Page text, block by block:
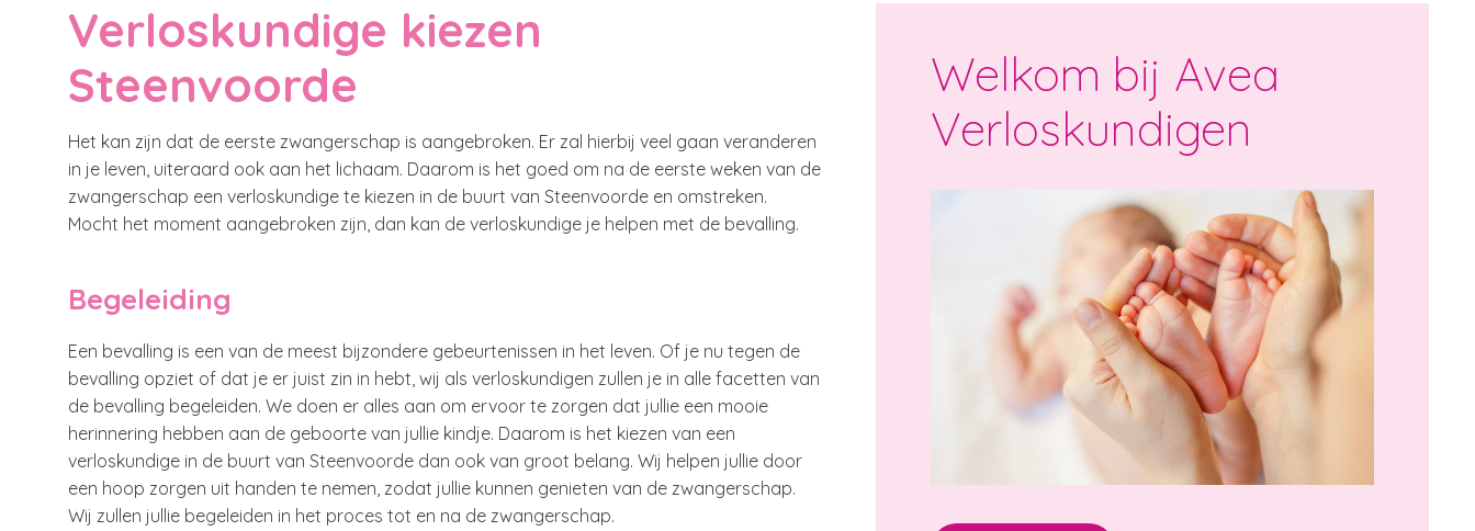
Verloskundige kiezen
Steenvoorde
Het kan zijn dat de eerste zwangerschap is aangebroken. Er zal hierbij veel gaan veranderen
in je leven, uiteraard ook aan het lichaam. Daarom is het goed om na de eerste weken van de
zwangerschap een verloskundige te kiezen in de buurt van Steenvoorde en omstreken.
Mocht het moment aangebroken zijn, dan kan de verloskundige je helpen met de bevalling.
Begeleiding
Een bevalling is een van de meest bijzondere gebeurtenissen in het leven. Of je nu tegen de
bevalling opziet of dat je er juist zin in hebt, wij als verloskundigen zullen je in alle facetten van
de bevalling begeleiden. We doen er alles aan om ervoor te zorgen dat jullie een mooie
herinnering hebben aan de geboorte van jullie kindje. Daarom is het kiezen van een
verloskundige in de buurt van Steenvoorde dan ook van groot belang. Wij helpen jullie door
een hoop zorgen uit handen te nemen, zodat jullie kunnen genieten van de zwangerschap.
Wij zullen jullie begeleiden in het proces tot en na de zwangerschap.
Welkom bij Avea
Verloskundigen